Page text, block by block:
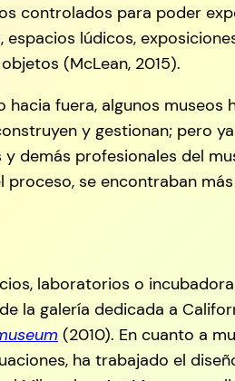
controlados para poder
lúdicos,
(McLean, 2015).
fuera, algunos
y gestionan; pero
demás profesionales del
se encontraban
laboratorios o
la galería dedicada a
(2010). En cuanto a
ha trabajado el